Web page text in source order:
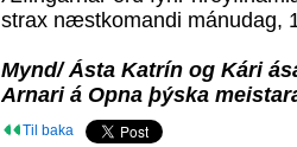
strax næstkomandi mánudag,
Mynd/ Ásta Katrín og Kári
Arnari á Opna þýska
Til baka